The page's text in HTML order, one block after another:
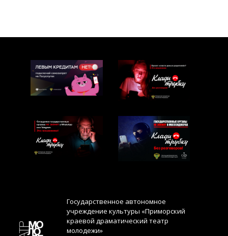
Государственное автономное
учреждение культуры «Приморский
краевой драматический театр
молодежи»